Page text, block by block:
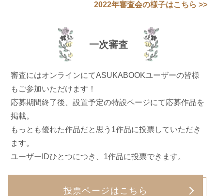
2022年審査会の様子はこちら >>
一次審査
審査にはオンラインにてASUKABOOKユーザーの皆様
もご参加いただけます！
応募期間終了後、設置予定の特設ページにて応募作品を
掲載。
もっとも優れた作品だと思う1作品に投票していただき
ます。
ユーザーIDひとつにつき、1作品に投票できます。
投票ページはこちら